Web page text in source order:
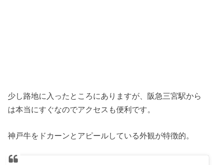
少し路地に入ったところにありますが、阪急三宮駅から
は本当にすぐなのでアクセスも便利です。
神戸牛をドカーンとアピールしている外観が特徴的。